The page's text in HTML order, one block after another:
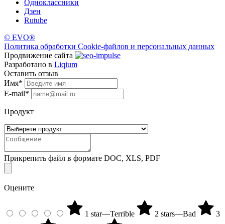
Одноклассники
Дзен
Rutube
© EVO®
Политика обработки Cookie-файлов и персональных данных
Продвижение сайта
Разработано в Liqium
Оставить отзыв
Имя*
E-mail*
Продукт
Прикрепить файл в формате DOC, XLS, PDF
Оцените
1 star—Terrible 2 stars—Bad 3